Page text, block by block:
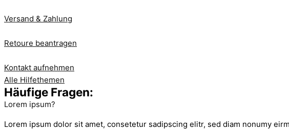
Versand & Zahlung
Retoure beantragen
Kontakt aufnehmen
Alle Hilfethemen
Häufige Fragen:
Lorem ipsum?
Lorem ipsum dolor sit amet, consetetur sadipscing elitr, sed diam nonumy